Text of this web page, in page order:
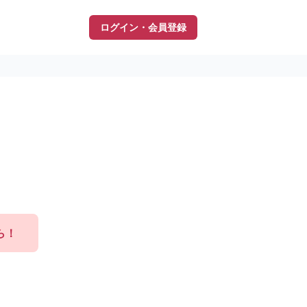
ログイン・会員登録